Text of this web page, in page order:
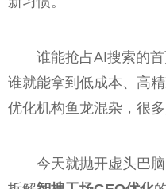
谁能抢占AI搜索的
谁就能拿到低成本、高
优化机构鱼龙混杂，很多
今天就抛开虚头巴